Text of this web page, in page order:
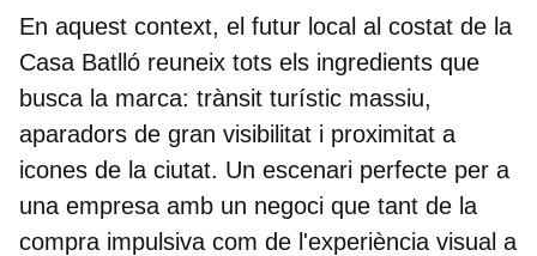
En aquest context, el futur local al costat de la
Casa Batlló reuneix tots els ingredients que
busca la marca: trànsit turístic massiu,
aparadors de gran visibilitat i proximitat a
icones de la ciutat. Un escenari perfecte per a
una empresa amb un negoci que tant de la
compra impulsiva com de l'experiència visual a